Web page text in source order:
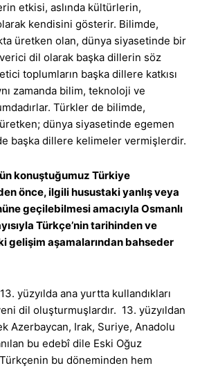
etkisi, aslında kültürlerin,
kendisini gösterir. Bilimde,
üretken olan, dünya siyasetinde bir
dil olarak başka dillerin söz
toplumların başka dillere katkısı
zamanda bilim, teknoloji ve
Türkler de bilimde,
dünya siyasetinde egemen
başka dillere kelimeler vermişlerdir.
konuştuğumuz Türkiye
önce, ilgili husustaki yanlış veya
geçilebilmesi amacıyla Osmanlı
Türkçe’nin tarihinden ve
gelişim aşamalarından bahseder
yüzyılda ana yurtta kullandıkları
dil oluşturmuşlardır. 13. yüzyıldan
Azerbaycan, Irak, Suriye, Anadolu
bu edebî dile Eski Oğuz
bu döneminden hem